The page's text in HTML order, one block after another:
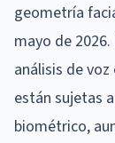
geometría
mayo de
análisis de
están sujetas
biométrico,